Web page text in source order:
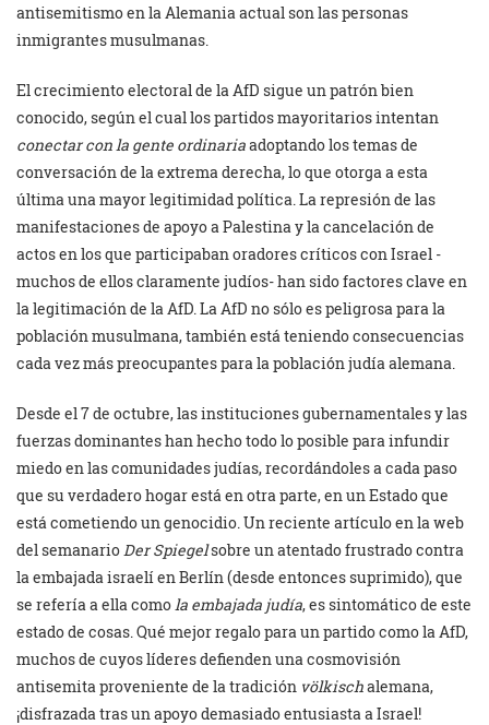
antisemitismo en la Alemania actual son las personas
inmigrantes musulmanas.
El crecimiento electoral de la AfD sigue un patrón bien
conocido, según el cual los partidos mayoritarios intentan
conectar con la gente ordinariaadoptando los temas de
conversación de la extrema derecha, lo que otorga a esta
última una mayor legitimidad política. La represión de las
manifestaciones de apoyo a Palestina y la cancelación de
actos en los que participaban oradores críticos con Israel -
muchos de ellos claramente judíos- han sido factores clave en
la legitimación de la AfD. La AfD no sólo es peligrosa para la
población musulmana, también está teniendo consecuencias
cada vez más preocupantes para la población judía alemana.
Desde el 7 de octubre, las instituciones gubernamentales y las
fuerzas dominantes han hecho todo lo posible para infundir
miedo en las comunidades judías, recordándoles a cada paso
que su verdadero hogar está en otra parte, en un Estado que
está cometiendo un genocidio. Un reciente artículo en la web
del semanario Der Spiegelsobre un atentado frustrado contra
la embajada israelí en Berlín (desde entonces suprimido), que
se refería a ella como la embajada judía, es sintomático de este
estado de cosas. Qué mejor regalo para un partido como la AfD,
muchos de cuyos líderes defienden una cosmovisión
antisemita proveniente de la tradición völkischalemana,
¡disfrazada tras un apoyo demasiado entusiasta a Israel!